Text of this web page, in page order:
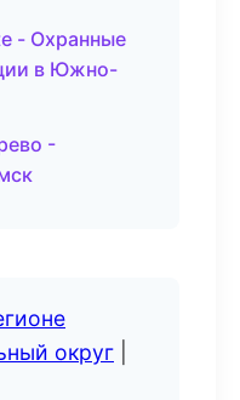
- Охранные
в Южно-
-
округ